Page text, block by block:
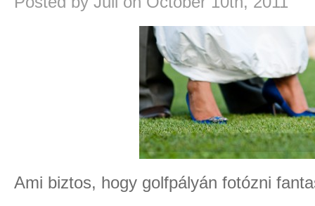
Ami biztos, hogy golfpályán fotózni